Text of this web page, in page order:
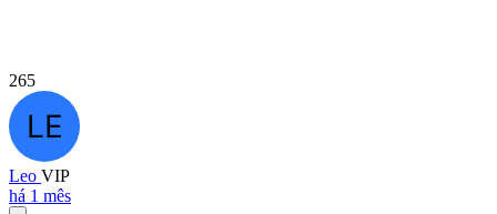
265
Leo VIP
há 1 mês